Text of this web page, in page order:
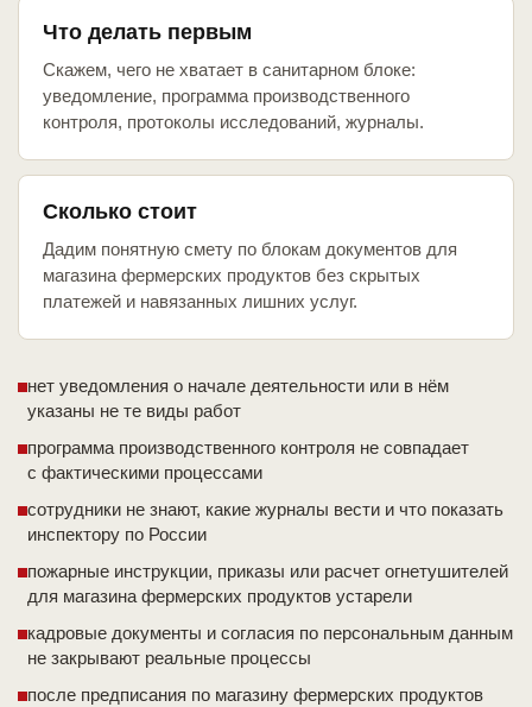
Что делать первым
Скажем, чего не хватает в санитарном блоке:
уведомление, программа производственного
контроля, протоколы исследований, журналы.
Сколько стоит
Дадим понятную смету по блокам документов для
магазина фермерских продуктов без скрытых
платежей и навязанных лишних услуг.
нет уведомления о начале деятельности или в нём
указаны не те виды работ
программа производственного контроля не совпадает
с фактическими процессами
сотрудники не знают, какие журналы вести и что показать
инспектору по России
пожарные инструкции, приказы или расчет огнетушителей
для магазина фермерских продуктов устарели
кадровые документы и согласия по персональным данным
не закрывают реальные процессы
после предписания по магазину фермерских продуктов